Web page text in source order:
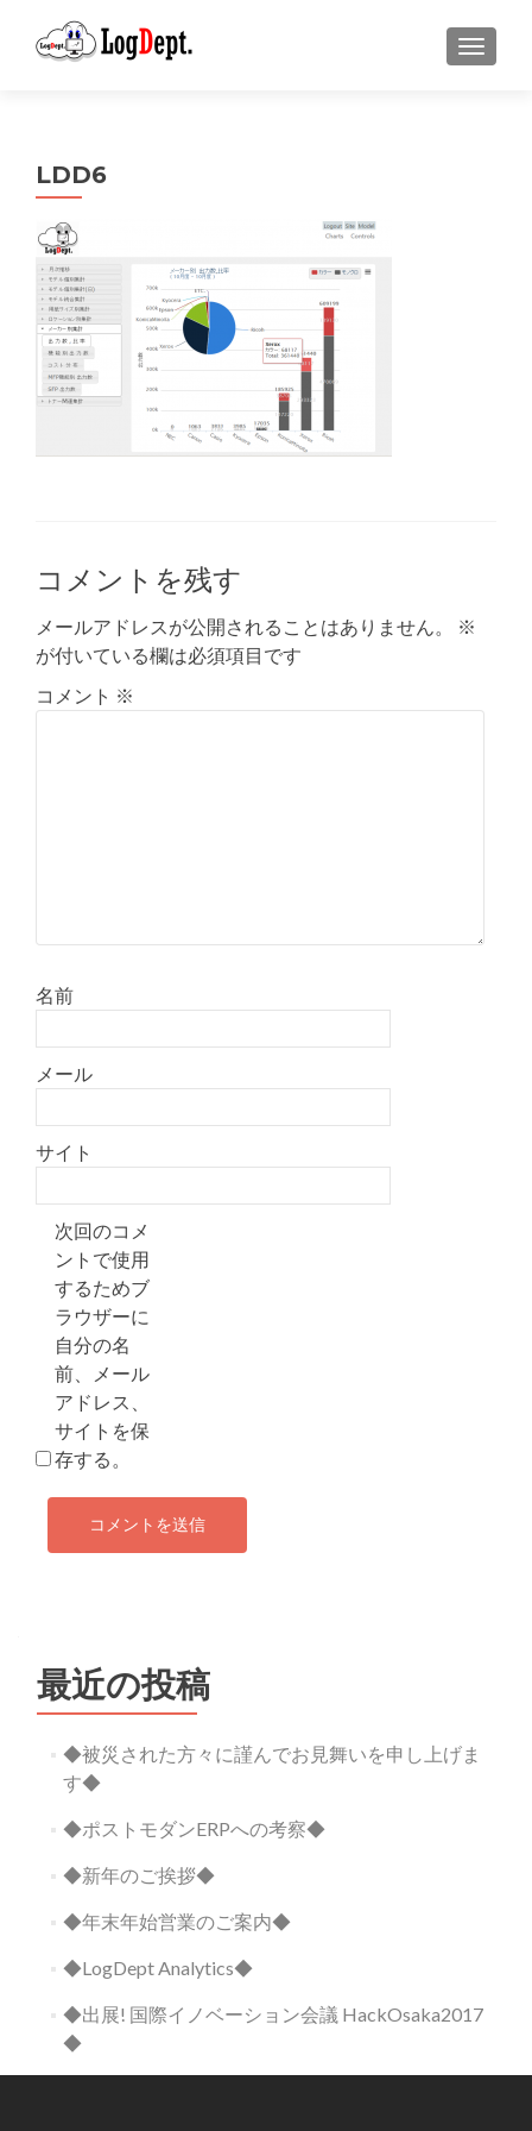
ナビゲ
LDD6
コメントを残す
メールアドレスが公開されることはありません。
※
が付いている欄は必須項目です
コメント ※
名前
メール
サイト
次回のコメ
ントで使用
するためブ
ラウザーに
自分の名
前、メール
アドレス、
サイトを保
存する。
最近の投稿
◆被災された方々に謹んでお見舞いを申し上げま
す◆
◆ポストモダンERPへの考察◆
◆新年のご挨拶◆
◆年末年始営業のご案内◆
◆LogDept Analytics◆
◆出展! 国際イノベーション会議 HackOsaka2017
◆